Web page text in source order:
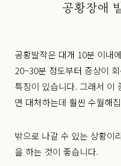
공황장애
공황발작은 대개 10분 이내
20~30분 정도부터 증상이
특징이 있습니다. 그래서 이
면 대처하는데 훨씬 수월해
밖으로 나갈 수 있는 상황이
을 하는 것이 좋습니다.